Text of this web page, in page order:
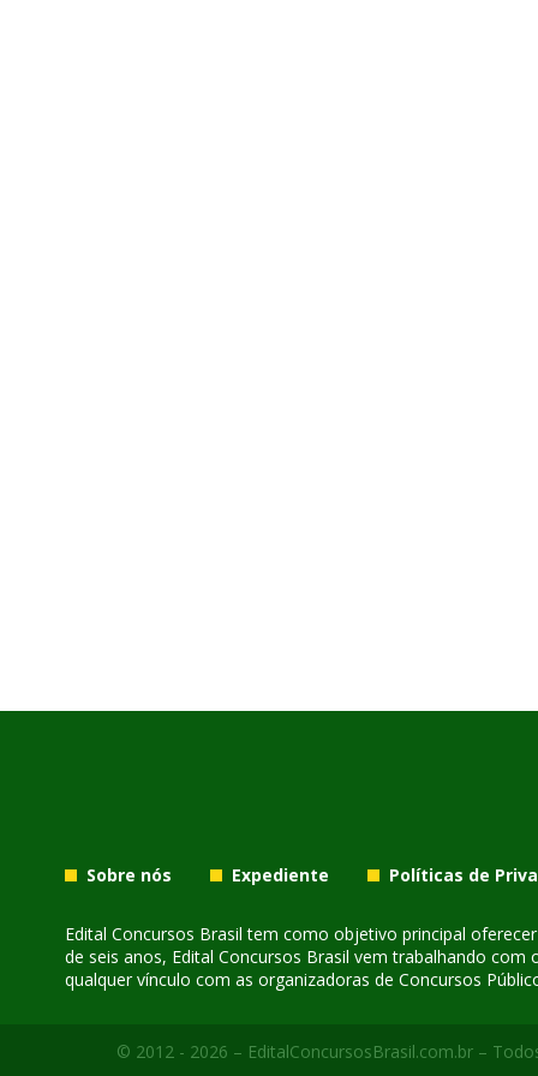
Sobre nós Expediente Políticas de
Edital Concursos Brasil tem como objetivo principal
de seis anos, Edital Concursos Brasil vem trabalhando
qualquer vínculo com as organizadoras de Concursos
© 2012 - 2026 – EditalConcursosBrasil.com.br –